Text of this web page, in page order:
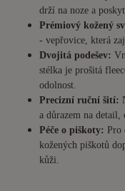
drží na noze a
Prémiový kožený
- vepřovice, která
Dvojitá podešev:
stélka je prošitá
odolnost.
Precizní ruční šití:
a důrazem na
Péče o piškoty: Pro
kožených piškotů
kůži.